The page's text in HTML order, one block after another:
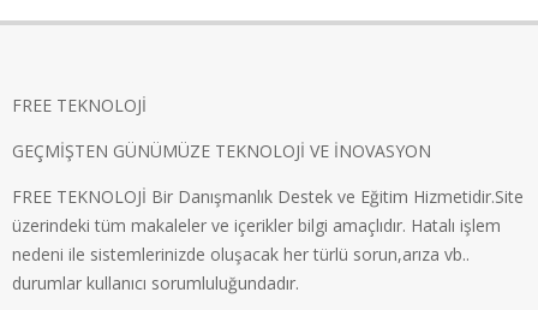
FREE TEKNOLOJİ
GEÇMİŞTEN GÜNÜMÜZE TEKNOLOJİ VE İNOVASYON
FREE TEKNOLOJİ Bir Danışmanlık Destek ve Eğitim Hizmetidir.Site
üzerindeki tüm makaleler ve içerikler bilgi amaçlıdır. Hatalı işlem
nedeni ile sistemlerinizde oluşacak her türlü sorun,arıza vb..
durumlar kullanıcı sorumluluğundadır.